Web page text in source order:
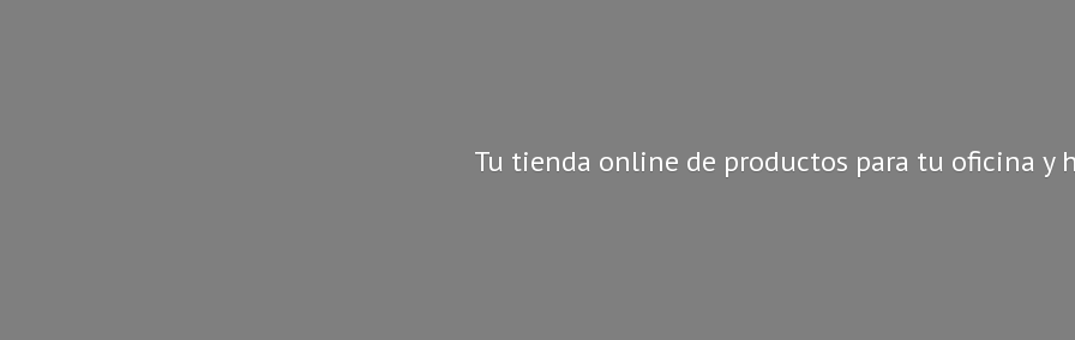
Tu tienda online de productos para tu oficina y